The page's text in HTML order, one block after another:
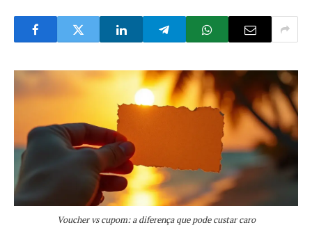
Voucher vs cupom: a diferença que pode custar caro